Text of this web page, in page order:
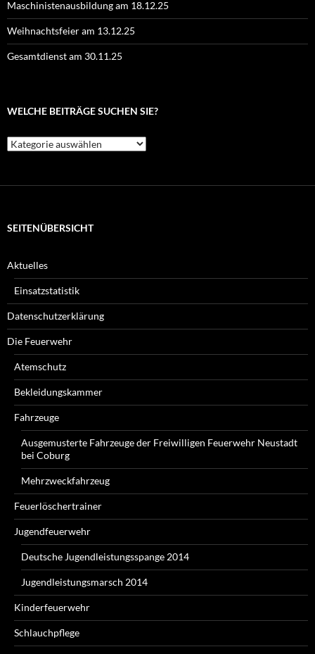
Maschinistenausbildung am 18.12.25
Weihnachtsfeier am 13.12.25
Gesamtdienst am 30.11.25
WELCHE BEITRÄGE SUCHEN SIE?
Welche
Beiträge
SEITENÜBERSICHT
Aktuelles
Einsatzstatistik
Datenschutzerklärung
Die Feuerwehr
Atemschutz
Bekleidungskammer
Fahrzeuge
Ausgemusterte Fahrzeuge der Freiwilligen Feuerwehr Neustadt
bei Coburg
Mehrzweckfahrzeug
Feuerlöschertrainer
Jugendfeuerwehr
Deutsche Jugendleistungsspange 2014
Jugendleistungsmarsch 2014
Kinderfeuerwehr
Schlauchpflege